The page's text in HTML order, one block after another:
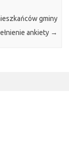
gminy
ankiety →